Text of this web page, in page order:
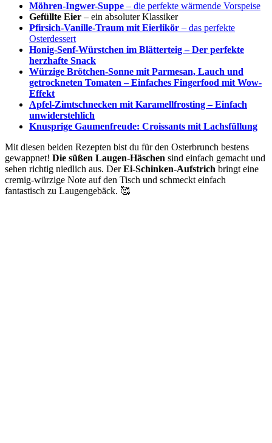
Möhren-Ingwer-Suppe – die perfekte wärmende Vorspeise
Gefüllte Eier – ein absoluter Klassiker
Pfirsich-Vanille-Traum mit Eierlikör – das perfekte
Osterdessert
Honig-Senf-Würstchen im Blätterteig – Der perfekte
herzhafte Snack
Würzige Brötchen-Sonne mit Parmesan, Lauch und
getrockneten Tomaten – Einfaches Fingerfood mit Wow-
Effekt
Apfel-Zimtschnecken mit Karamellfrosting – Einfach
unwiderstehlich
Knusprige Gaumenfreude: Croissants mit Lachsfüllung
Mit diesen beiden Rezepten bist du für den Osterbrunch bestens
gewappnet! Die süßen Laugen-Häschen sind einfach gemacht und
sehen richtig niedlich aus. DerEi-Schinken-Aufstrich bringt eine
cremig-würzige Note auf den Tisch und schmeckt einfach
fantastisch zu Laugengebäck. 🥰